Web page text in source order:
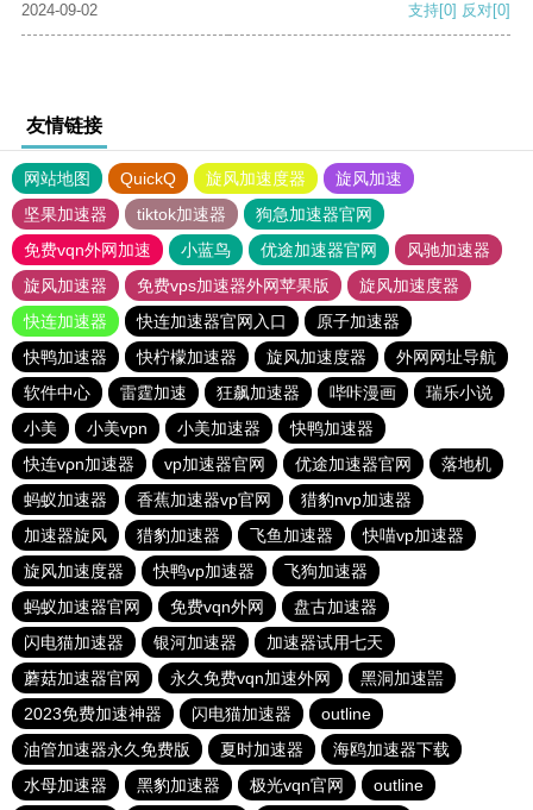
2024-09-02
支持[0] 反对[0]
友情链接
网站地图 QuickQ 旋风加速度器
旋风加速
坚果加速器
tiktok加速器
狗急加速器官网
免费vqn外网加速
小蓝鸟 优途加速器官网
风驰加速器
旋风加速器
免费vps加速器外网苹果版
旋风加速度器
快连加速器
快连加速器官网入口
原子加速器
快鸭加速器
快柠檬加速器 旋风加速度器
外网网址导航
软件中心
雷霆加速 狂飙加速器 哔咔漫画
瑞乐小说
小美
小美vpn 小美加速器
快鸭加速器
快连vρn加速器
vp加速器官网 优途加速器官网
落地机
蚂蚁加速器
香蕉加速器vp官网
猎豹nvp加速器
加速器旋风
猎豹加速器 飞鱼加速器
快喵vp加速器
旋风加速度器
快鸭vp加速器
飞狗加速器
蚂蚁加速器官网
免费vqn外网
盘古加速器
闪电猫加速器
银河加速器
加速器试用七天
蘑菇加速器官网
永久免费vqn加速外网
黑洞加速噐
2023免费加速神器
闪电猫加速器
outline
油管加速器永久免费版
夏时加速器
海鸥加速器下载
水母加速器
黑豹加速器 极光vqn官网 outline